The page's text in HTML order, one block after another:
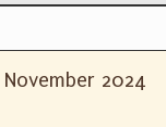
2024